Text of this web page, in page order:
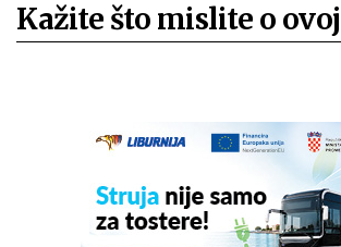
Kažite što mislite o